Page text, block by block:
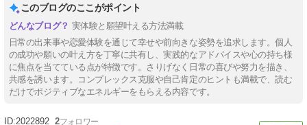
このブログのここがポイント
実体験と願望叶える方法満載
日常の出来事や恋愛体験を通じて幸せや前向きな姿勢を追求します。個人
の成功や願いの叶え方を丁寧に共有し、実践的なアドバイスや心の持ち様
に焦点を当てている点が特徴です。さりげなく日常の喜びや努力を描き、
共感を誘います。コンプレックス克服や自己肯定のヒントも満載で、読む
だけでポジティブなエネルギーをもらえる内容です。
2022892 2